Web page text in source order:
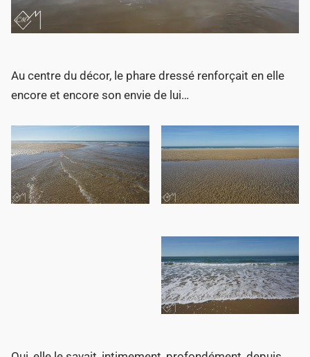
Au centre du décor, le phare dressé renforçait en elle
encore et encore son envie de lui…